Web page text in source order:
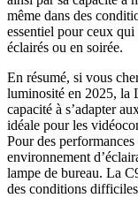
même dans des
essentiel pour ceux
éclairés ou en soirée.
En résumé, si vous
luminosité en 2025, la
capacité à s’adapter
idéale pour les
Pour des
environnement
lampe de bureau. La
des conditions